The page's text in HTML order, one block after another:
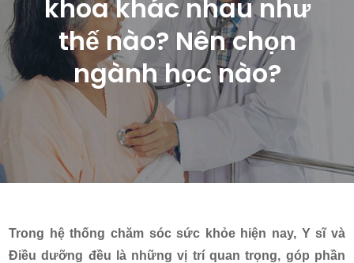
khoa khác nhau như
thế nào? Nên chọn
ngành học nào?
Trong hệ thống chăm sóc sức khỏe hiện nay, Y sĩ và
Điều dưỡng đều là những vị trí quan trọng, góp phần